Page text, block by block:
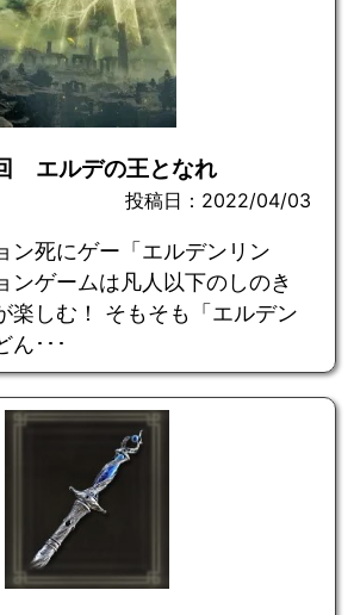
エルデの王となれ
投稿日：2022/04/03
ン死にゲー「エルデンリン
ンゲームは凡人以下のしのき
楽しむ！ そもそも「エルデン
ん･･･